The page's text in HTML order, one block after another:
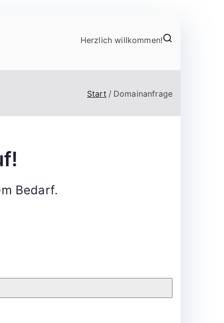
Herzlich willkommen!
Start Domainanfrage
Bedarf.